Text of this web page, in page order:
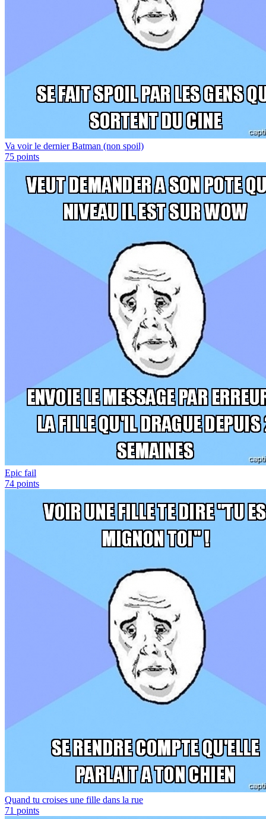
Va voir le dernier Batman (non spoil)
75 points
Epic fail
74 points
Quand tu croises une fille dans la rue
71 points